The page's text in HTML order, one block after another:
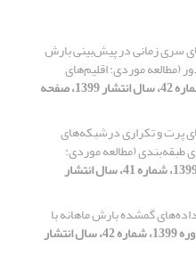
سری زمانی در پیش‌بینی بارش
(مطالعه موردی: اقلیم‌های
[دوره 1399، شماره 42، سال انتشار 1399، صفحه
پرت و تکراری درشبکه‌های
طبقه‌بندی (مطالعه موردی:
[دوره 1399، شماره 41، سال انتشار
گمشده بارش ماهانه با
[دوره 1399، شماره 42، سال انتشار